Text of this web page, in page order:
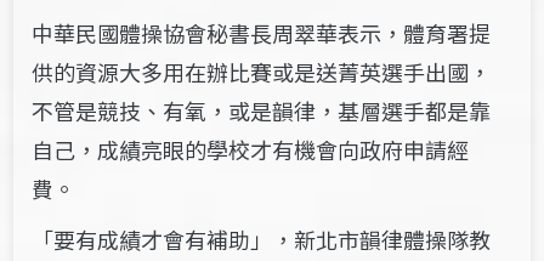
中華民國體操協會秘書長周翠華表示，體育署提
供的資源大多用在辦比賽或是送菁英選手出國，
不管是競技、有氧，或是韻律，基層選手都是靠
自己，成績亮眼的學校才有機會向政府申請經
費。
「要有成績才會有補助」，新北市韻律體操隊教